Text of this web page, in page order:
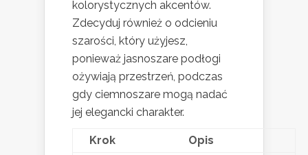
kolorystycznych akcentów.
Zdecyduj również o odcieniu
szarości, który użyjesz,
ponieważ jasnoszare podłogi
ożywiają przestrzeń, podczas
gdy ciemnoszare mogą nadać
jej elegancki charakter.
Krok Opis